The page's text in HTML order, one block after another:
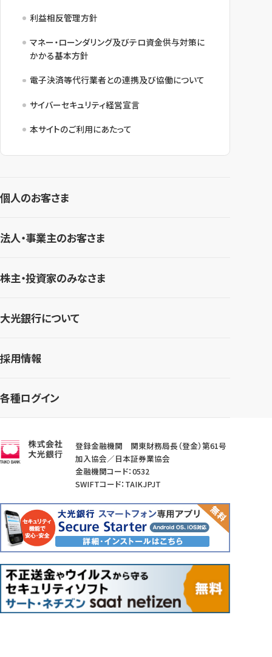
利益相反管理方針
マネー・ローンダリング及びテロ資金供与対策に
かかる基本方針
電子決済等代行業者との連携及び協働について
サイバーセキュリティ経営宣言
本サイトのご利用にあたって
個人のお客さま
法人・事業主のお客さま
株主・投資家のみなさま
大光銀行について
採用情報
各種ログイン
登録金融機関 関東財務局長（登金）第61号
加入協会／日本証券業協会
金融機関コード：0532
SWIFTコード：TAIKJPJT